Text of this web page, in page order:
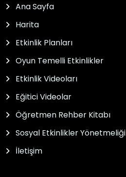
Ana Sayfa
Harita
Etkinlik Planları
Oyun Temelli Etkinlikler
Etkinlik Videoları
Eğitici Videolar
Öğretmen Rehber Kitabı
Sosyal Etkinlikler Yönetmeliği
İletişim